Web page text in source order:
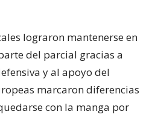
lograron mantenerse en
del parcial gracias a
y al apoyo del
marcaron diferencias
con la manga por